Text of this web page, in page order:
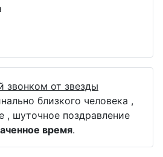
близкого человека ,
, шуточное поздравление
время.